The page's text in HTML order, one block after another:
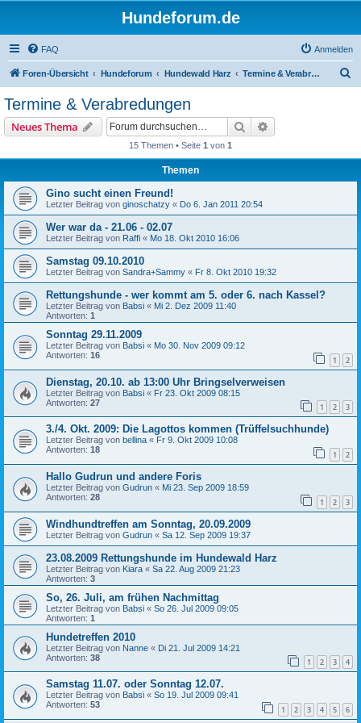
Hundeforum.de
FAQ Anmelden
Foren-Übersicht Hundeforum Hundewald Harz Termine & Verabredungen
Termine & Verabredungen
Neues Thema Suche
15 Themen • Seite 1 von 1
Themen
Gino sucht einen Freund!
Letzter Beitrag von ginoschatzy « Do 6. Jan 2011 20:54
Wer war da - 21.06 - 02.07
Letzter Beitrag von Raffi « Mo 18. Okt 2010 16:06
Samstag 09.10.2010
Letzter Beitrag von Sandra+Sammy « Fr 8. Okt 2010 19:32
Rettungshunde - wer kommt am 5. oder 6. nach Kassel?
Letzter Beitrag von Babsi « Mi 2. Dez 2009 11:40
Antworten: 1
Sonntag 29.11.2009
Letzter Beitrag von Babsi « Mo 30. Nov 2009 09:12
Antworten: 16 1 2
Dienstag, 20.10. ab 13:00 Uhr Bringselverweisen
Letzter Beitrag von Babsi « Fr 23. Okt 2009 08:15
Antworten: 27 1 2 3
3./4. Okt. 2009: Die Lagottos kommen (Trüffelsuchhunde)
Letzter Beitrag von bellina « Fr 9. Okt 2009 10:08
Antworten: 18 1 2
Hallo Gudrun und andere Foris
Letzter Beitrag von Gudrun « Mi 23. Sep 2009 18:59
Antworten: 28 1 2 3
Windhundtreffen am Sonntag, 20.09.2009
Letzter Beitrag von Gudrun « Sa 12. Sep 2009 19:37
23.08.2009 Rettungshunde im Hundewald Harz
Letzter Beitrag von Kiara « Sa 22. Aug 2009 21:23
Antworten: 3
So, 26. Juli, am frühen Nachmittag
Letzter Beitrag von Babsi « So 26. Jul 2009 09:05
Antworten: 1
Hundetreffen 2010
Letzter Beitrag von Nanne « Di 21. Jul 2009 14:21
Antworten: 38 1 2 3 4
Samstag 11.07. oder Sonntag 12.07.
Letzter Beitrag von Babsi « So 19. Jul 2009 09:41
Antworten: 53 1 2 3 4 5 6